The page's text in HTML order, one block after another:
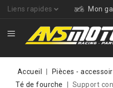
Liens rapides Mon
Accueil Pièces -
Té de fourche
Support